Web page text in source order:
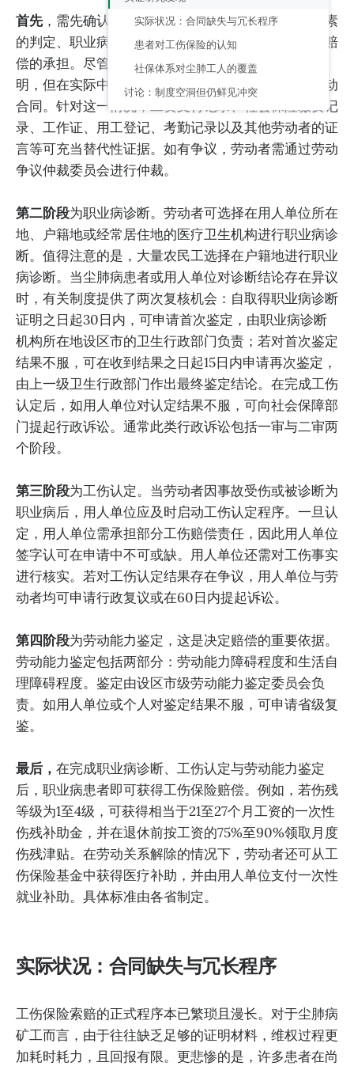
首先，需先确认劳动关系。这直接关系到致病危害因素
的判定、职业病诊断阶段所需材料，以及相关费用与赔
偿的承担。尽管正式劳动合同在法律上是最有力的证
明，但在实际中，多数用人单位并未与农民工签订劳动
合同。针对这一情况，工资支付记录、社会保险缴费记
录、工作证、用工登记、考勤记录以及其他劳动者的证
言等可充当替代性证据。如有争议，劳动者需通过劳动
争议仲裁委员会进行仲裁。
第二阶段为职业病诊断。劳动者可选择在用人单位所在
地、户籍地或经常居住地的医疗卫生机构进行职业病诊
断。值得注意的是，大量农民工选择在户籍地进行职业
病诊断。当尘肺病患者或用人单位对诊断结论存在异议
时，有关制度提供了两次复核机会：自取得职业病诊断
证明之日起30日内，可申请首次鉴定，由职业病诊断
机构所在地设区市的卫生行政部门负责；若对首次鉴定
结果不服，可在收到结果之日起15日内申请再次鉴定，
由上一级卫生行政部门作出最终鉴定结论。在完成工伤
认定后，如用人单位对认定结果不服，可向社会保障部
门提起行政诉讼。通常此类行政诉讼包括一审与二审两
个阶段。
第三阶段为工伤认定。当劳动者因事故受伤或被诊断为
职业病后，用人单位应及时启动工伤认定程序。一旦认
定，用人单位需承担部分工伤赔偿责任，因此用人单位
签字认可在申请中不可或缺。用人单位还需对工伤事实
进行核实。若对工伤认定结果存在争议，用人单位与劳
动者均可申请行政复议或在60日内提起诉讼。
第四阶段为劳动能力鉴定，这是决定赔偿的重要依据。
劳动能力鉴定包括两部分：劳动能力障碍程度和生活自
理障碍程度。鉴定由设区市级劳动能力鉴定委员会负
责。如用人单位或个人对鉴定结果不服，可申请省级复
鉴。
最后， 在完成职业病诊断、工伤认定与劳动能力鉴定
后，职业病患者即可获得工伤保险赔偿。例如，若伤残
等级为1至4级，可获得相当于21至27个月工资的一次性
伤残补助金，并在退休前按工资的75%至90%领取月度
伤残津贴。在劳动关系解除的情况下，劳动者还可从工
伤保险基金中获得医疗补助，并由用人单位支付一次性
就业补助。具体标准由各省制定。
实际状况：合同缺失与冗长程序
工伤保险索赔的正式程序本已繁琐且漫长。对于尘肺病
矿工而言，由于往往缺乏足够的证明材料，维权过程更
加耗时耗力，且回报有限。更悲惨的是，许多患者在尚
实际状况：合同缺失与冗长程序
患者对工伤保险的认知
社保体系对尘肺工人的覆盖
讨论：制度空洞但仍鲜见冲突